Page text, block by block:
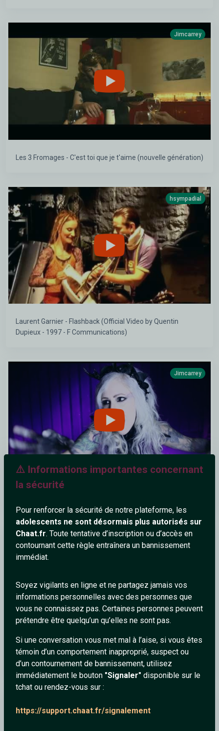
⚠️ Informations importantes concernant
la sécurité
Pour renforcer la sécurité de notre plateforme, les
adolescents ne sont désormais plus autorisés sur
Chaat.fr. Toute tentative d’inscription ou d’accès en
contournant cette règle entraînera un bannissement
immédiat.
Soyez vigilants en ligne et ne partagez jamais vos
informations personnelles avec des personnes que
vous ne connaissez pas. Certaines personnes peuvent
prétendre être quelqu’un qu’elles ne sont pas.
Si une conversation vous met mal à l’aise, si vous êtes
témoin d’un comportement inapproprié, suspect ou
d’un contournement de bannissement, utilisez
immédiatement le bouton "Signaler" disponible sur le
tchat ou rendez-vous sur :
https://support.chaat.fr/signalement
Jimcarrey
Les 3 Fromages - C'est toi que je t'aime (nouvelle génération)
hsympadial
Laurent Garnier - Flashback (Official Video by Quentin
Dupieux - 1997 - F Communications)
Jimcarrey
Jimcarrey
t.A.T.u. - All The Things She Said (Official Music Video)